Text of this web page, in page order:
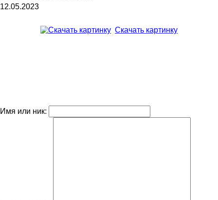
12.05.2023
Скачать картинку
Имя или ник: